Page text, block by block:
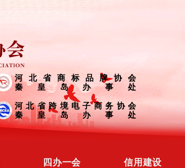
河北省商标品牌协会
秦皇岛办事处
河北省跨境电子商务协会
秦皇岛办事处
四办一会
信用建设